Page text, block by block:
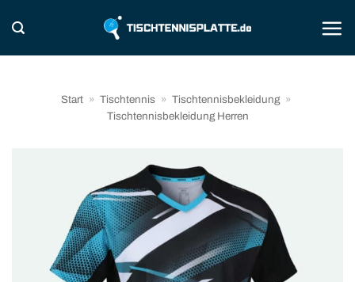
Inhalt
springen
Start » Tischtennis » Tischtennisbekleidung »
Tischtennisbekleidung Herren